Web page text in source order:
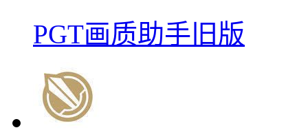
PGT画质助手旧版